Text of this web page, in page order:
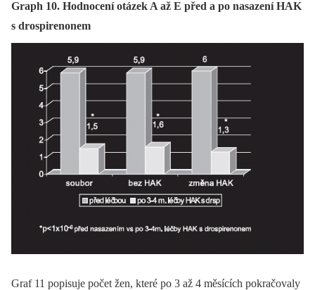
Graph 10. Hodnocení otázek A až E před a po nasazení HAK
s drospirenonem
Graf 11 popisuje počet žen, které po 3 až 4 měsících pokračovaly